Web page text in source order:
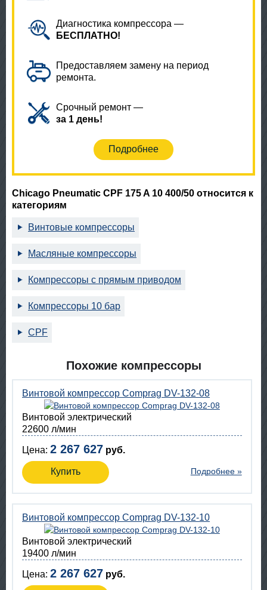
Диагностика компрессора —
БЕСПЛАТНО!
Предоставляем замену на период
ремонта.
Срочный ремонт —
за 1 день!
Подробнее
Chicago Pneumatic CPF 175 A 10 400/50 относится к
категориям
Винтовые компрессоры
Масляные компрессоры
Компрессоры с прямым приводом
Компрессоры 10 бар
CPF
Похожие компрессоры
Винтовой компрессор Comprag DV-132-08
Винтовой электрический
22600 л/мин
Цена: 2 267 627 руб.
Купить Подробнее »
Винтовой компрессор Comprag DV-132-10
Винтовой электрический
19400 л/мин
Цена: 2 267 627 руб.